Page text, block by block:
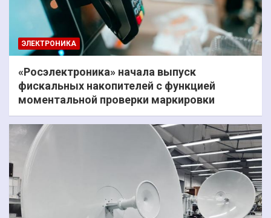
ЭЛЕКТРОНИКА
«Росэлектроника» начала выпуск
фискальных накопителей с функцией
моментальной проверки маркировки